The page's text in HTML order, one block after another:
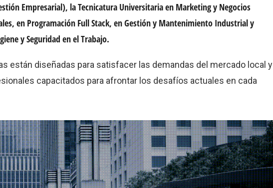
Empresarial), la Tecnicatura Universitaria en Marketing y Negocios
en Programación Full Stack, en Gestión y Mantenimiento Industrial y
y Seguridad en el Trabajo.
están diseñadas para satisfacer las demandas del mercado local y
capacitados para afrontar los desafíos actuales en cada